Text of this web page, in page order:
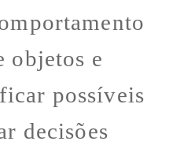
objetos e
possíveis
decisões